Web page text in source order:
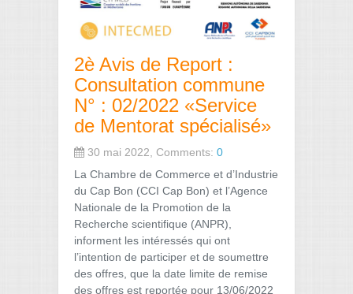
2è Avis de Report :
Consultation commune
N° : 02/2022 «Service
de Mentorat spécialisé»
30 mai 2022, Comments: 0
La Chambre de Commerce et d’Industrie
du Cap Bon (CCI Cap Bon) et l’Agence
Nationale de la Promotion de la
Recherche scientifique (ANPR),
informent les intéressés qui ont
l’intention de participer et de soumettre
des offres, que la date limite de remise
des offres est reportée pour 13/06/2022